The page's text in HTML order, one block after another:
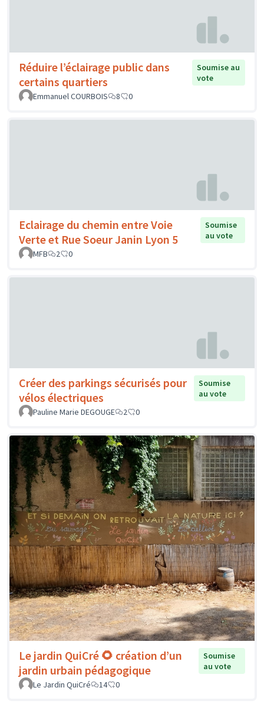
Réduire l’éclairage public dans
certains quartiers
Soumise au
vote
Emmanuel COURBOIS
8 0
Eclairage du chemin entre Voie
Verte et Rue Soeur Janin Lyon 5
Soumise
au vote
MFB
2 0
Créer des parkings sécurisés pour
vélos électriques
Soumise
au vote
Pauline Marie DEGOUGE
2 0
Le jardin QuiCré 🌻 création d’un
jardin urbain pédagogique
Soumise
au vote
Le Jardin QuiCré
14 0